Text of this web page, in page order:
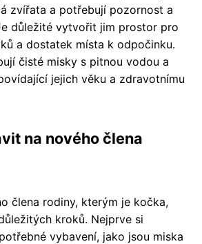
zvířata a potřebují pozornost a
důležité vytvořit jim prostor pro
a dostatek místa k odpočinku.
čisté misky s pitnou vodou a
jejich věku a zdravotnímu
na nového člena
člena rodiny, kterým je kočka,
kroků. Nejprve si
vybavení, jako jsou miska